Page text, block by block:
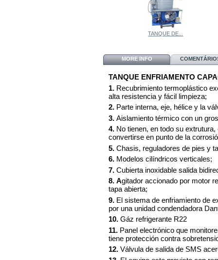
TANQUE DE...
MORE INFO
TANQUE ENFRIAMENTO
1. Recubrimiento termoplástico
alta resistencia y fácil limpieza;
2. Parte interna, eje, hélice y la
3. Aislamiento térmico con un
4. No tienen, en todo su
convertirse en punto de la
5. Chasis, reguladores de pies y
6. Modelos cilíndricos verticales;
7. Cubierta inoxidable salida
8. Agitador accionado por motor
tapa abierta;
9. El sistema de enfriamiento de
por una unidad condendadora
10. Gáz refrigerante R22
11. Panel electrónico que
tiene protección contra
12. Válvula de salida de SMS